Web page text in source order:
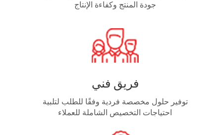
جودة المنتج وكفاءة الإنتاج
فريق فني
توفير حلول مخصصة فردية وفقًا للطلب لتلبية
احتياجات التخصيص الشاملة للعملاء